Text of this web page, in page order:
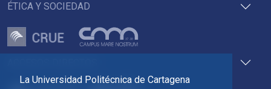
La Universidad Politécnica de Cartagena
ÉTICA Y SOCIEDAD